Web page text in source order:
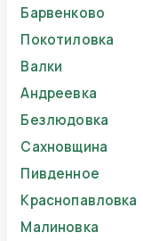
Барвенково
Покотиловка
Валки
Андреевка
Безлюдовка
Сахновщина
Пивденное
Краснопавловка
Малиновка